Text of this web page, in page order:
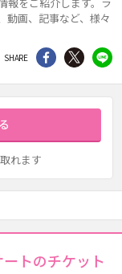
動画、記事など、様々
SHARE シェア Twitter
れます
トのチケット